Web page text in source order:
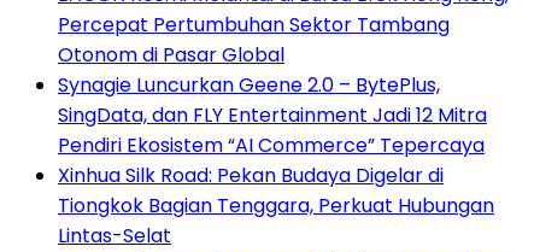
Percepat Pertumbuhan Sektor Tambang
Otonom di Pasar Global
Synagie Luncurkan Geene 2.0 – BytePlus,
SingData, dan FLY Entertainment Jadi 12 Mitra
Pendiri Ekosistem “AI Commerce” Tepercaya
Xinhua Silk Road: Pekan Budaya Digelar di
Tiongkok Bagian Tenggara, Perkuat Hubungan
Lintas-Selat